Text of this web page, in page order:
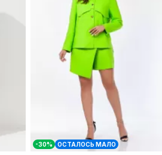
-30% ОСТАЛОСЬ МАЛО